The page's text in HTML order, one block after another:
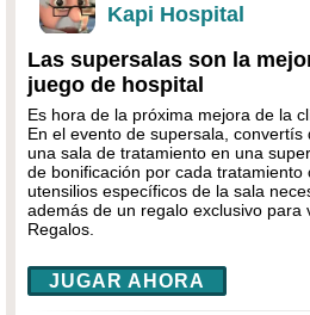
Kapi Hospital
Las supersalas son la
juego de hospital
Es hora de la próxima mejora de la
En el evento de supersala,
una sala de tratamiento en una
de bonificación por cada tratamiento
utensilios específicos de la sala
además de un regalo exclusivo para
Regalos.
JUGAR AHORA